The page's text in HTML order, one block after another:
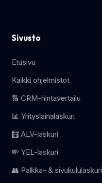
Sivusto
Etusivu
Kaikki ohjelmistot
🔢 CRM-hintavertailu
📊 Yrityslainalaskuri
🧮 ALV-laskuri
💸 YEL-laskuri
👥 Palkka- & sivukululaskuri